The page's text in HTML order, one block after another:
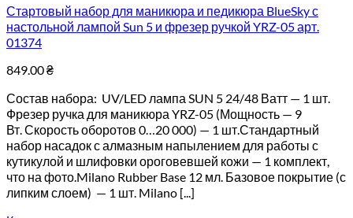
Стартовый набор для маникюра и педикюра BlueSky с
настольной лампой Sun 5 и фрезер ручкой YRZ-05 арт.
01374
849.00₴
Состав набора: UV/LED лампа SUN 5 24/48 Ватт — 1 шт.
Фрезер ручка для маникюра YRZ-05 (Мощность — 9
Вт. Скорость оборотов 0…20 000) — 1 шт.Стандартный
набор насадок с алмазным напылением для работы с
кутикулой и шлифовки ороговевшей кожи — 1 комплект,
что на фото.Milano Rubber Base 12 мл. Базовое покрытие (с
липким слоем) — 1 шт. Milano [...]